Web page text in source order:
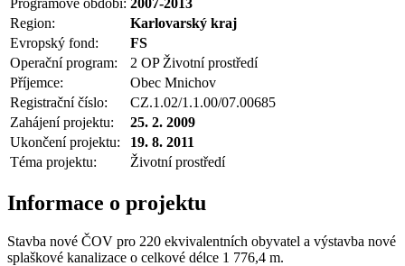
Region:
Karlovarský kraj
Evropský fond:
FS
Operační program:
2 OP Životní prostředí
Příjemce:
Obec Mnichov
Registrační číslo:
CZ.1.02/1.1.00/07.00685
Zahájení projektu:
25. 2. 2009
Ukončení projektu:
19. 8. 2011
Téma projektu:
Životní prostředí
Informace o projektu
Stavba nové ČOV pro 220 ekvivalentních obyvatel a výstavba nové
splaškové kanalizace o celkové délce 1 776,4 m.